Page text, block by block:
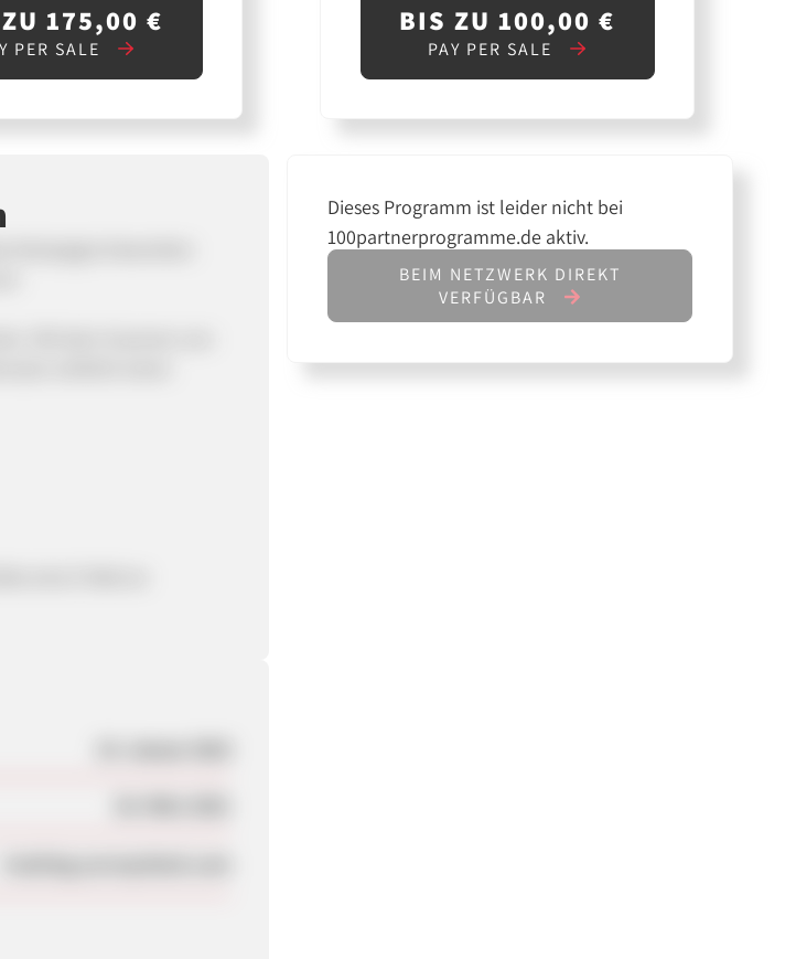
175,00 €
PER SALE
BIS ZU 100,00 €
PAY PER SALE
Dieses Programm ist leider nicht bei
100partnerprogramme.de aktiv.
BEIM NETZWERK DIREKT
VERFÜGBAR